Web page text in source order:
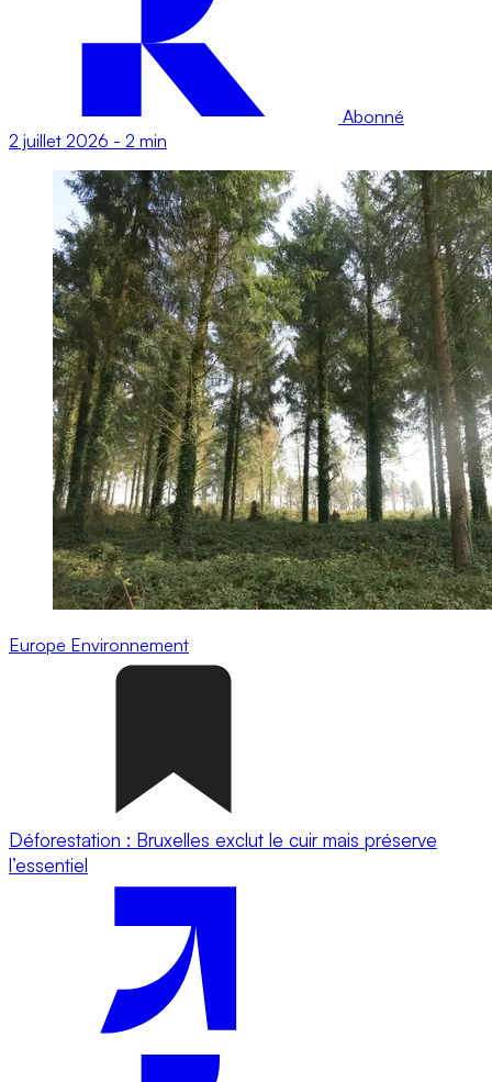
Abonné
2 juillet 2026 - 2 min
Europe Environnement
Déforestation : Bruxelles exclut le cuir mais préserve
l’essentiel